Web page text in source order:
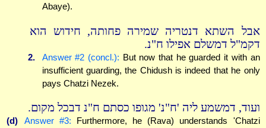
Abaye).
אבל השתא דנטריה שמירה פחותה, חידוש הוא
דקמ"ל דמשלם אפילו ח"נ.
2. Answer #2 (concl.): But now that he guarded it with an
insufficient guarding, the Chidush is indeed that he only
pays Chatzi Nezek.
ועוד, דמשמע ליה 'ח"נ' מגופו כסתם ח"נ דבכל מקום.
(d) Answer #3: Furthermore, he (Rava) understands 'Chatzi